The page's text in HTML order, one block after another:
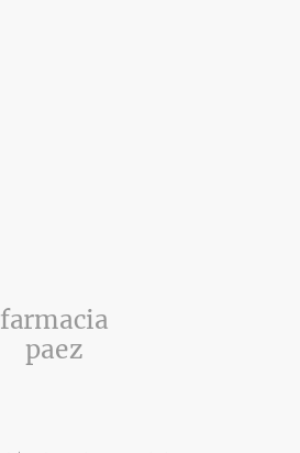
farmacia
paez